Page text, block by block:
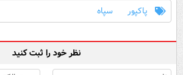
پاکپور سپاه
نظر خود را ثبت کنید